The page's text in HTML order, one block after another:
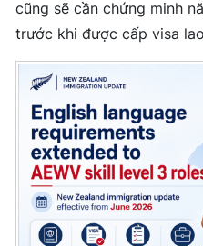
cũng sẽ cần chứng minh
trước khi được cấp visa